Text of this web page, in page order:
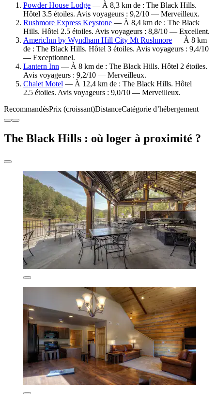
Powder House Lodge — À 8,3 km de : The Black Hills.
Hôtel 3.5 étoiles. Avis voyageurs : 9,2/10 — Merveilleux.
Rushmore Express Keystone — À 8,4 km de : The Black
Hills. Hôtel 2.5 étoiles. Avis voyageurs : 8,8/10 — Excellent.
AmericInn by Wyndham Hill City Mt Rushmore — À 8 km
de : The Black Hills. Hôtel 3 étoiles. Avis voyageurs : 9,4/10
— Exceptionnel.
Lantern Inn — À 8 km de : The Black Hills. Hôtel 2 étoiles.
Avis voyageurs : 9,2/10 — Merveilleux.
Chalet Motel — À 12,4 km de : The Black Hills. Hôtel
2.5 étoiles. Avis voyageurs : 9,0/10 — Merveilleux.
RecommandésPrix (croissant)DistanceCatégorie d’hébergement
The Black Hills : où loger à proximité ?